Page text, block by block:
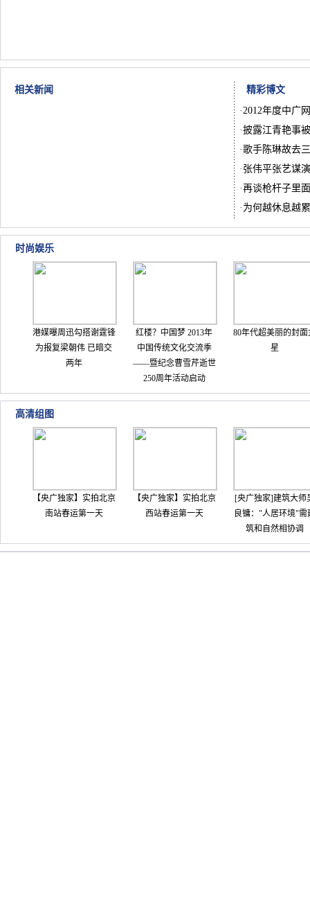
相关新闻
精彩博文
·2012年度中广
·披露江青艳事
·歌手陈琳故去
· 张伟平张艺谋
·再谈枪杆子里
· 为何越休息越
时尚娱乐
港媒曝周迅勾搭谢霆锋
为报复梁朝伟 已暗交
两年
红楼？中国梦 2013年
中国传统文化交流季
——暨纪念曹雪芹逝世
250周年活动启动
80年代超美丽的封面
星
高清组图
【央广独家】实拍北京
南站春运第一天
【央广独家】实拍北京
西站春运第一天
[央广独家]建筑大师
良镛："人居环境"需
筑和自然相协调